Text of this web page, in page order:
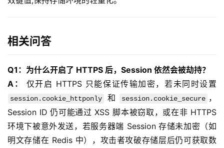
相关问答
Q1：为什么开启了 HTTPS 后，Session 依然会被劫持？
A：
session.cookie_httponly 和 session.cookie_secure ，
Session ID 仍可能通过 XSS 脚本被窃取，或在非 HTTPS
环境下被意外发送，若服务器端 Session 存储未加密（如
明文存储在 Redis 中），攻击者攻破存储层后仍可获取数